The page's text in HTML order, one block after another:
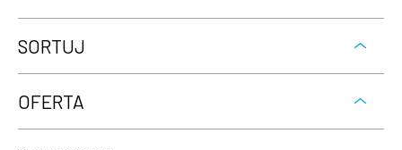
SORTUJ
OFERTA